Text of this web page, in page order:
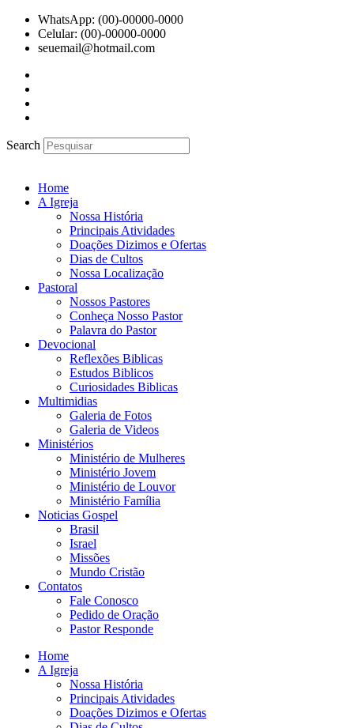
para
WhatsApp: (00)-00000-0000
Celular: (00)-00000-0000
seuemail@hotmail.com
Search
Home
A Igreja
Nossa História
Principais Atividades
Doações Dizimos e Ofertas
Dias de Cultos
Nossa Localização
Pastoral
Nossos Pastores
Conheça Nosso Pastor
Palavra do Pastor
Devocional
Reflexões Biblicas
Estudos Biblicos
Curiosidades Biblicas
Multimidias
Galeria de Fotos
Galeria de Videos
Ministérios
Ministério de Mulheres
Ministério Jovem
Ministério de Louvor
Ministério Família
Noticias Gospel
Brasil
Israel
Missões
Mundo Cristão
Contatos
Fale Conosco
Pedido de Oração
Pastor Responde
Home
A Igreja
Nossa História
Principais Atividades
Doações Dizimos e Ofertas